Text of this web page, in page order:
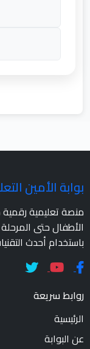
بوابة الأمين
منصة تعليمية
الأطفال حتى
باستخدام أحدث
روابط سريعة
الرئيسية
عن البوابة